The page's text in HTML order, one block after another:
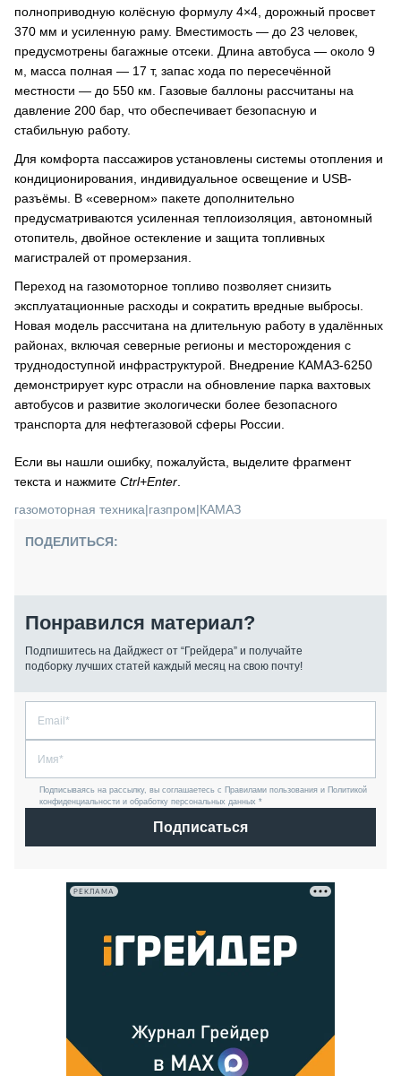
полноприводную колёсную формулу 4×4, дорожный просвет
370 мм и усиленную раму. Вместимость — до 23 человек,
предусмотрены багажные отсеки. Длина автобуса — около 9
м, масса полная — 17 т, запас хода по пересечённой
местности — до 550 км. Газовые баллоны рассчитаны на
давление 200 бар, что обеспечивает безопасную и
стабильную работу.
Для комфорта пассажиров установлены системы отопления и
кондиционирования, индивидуальное освещение и USB-
разъёмы. В «северном» пакете дополнительно
предусматриваются усиленная теплоизоляция, автономный
отопитель, двойное остекление и защита топливных
магистралей от промерзания.
Переход на газомоторное топливо позволяет снизить
эксплуатационные расходы и сократить вредные выбросы.
Новая модель рассчитана на длительную работу в удалённых
районах, включая северные регионы и месторождения с
труднодоступной инфраструктурой. Внедрение КАМАЗ-6250
демонстрирует курс отрасли на обновление парка вахтовых
автобусов и развитие экологически более безопасного
транспорта для нефтегазовой сферы России.
Если вы нашли ошибку, пожалуйста, выделите фрагмент
текста и нажмите Ctrl+Enter
газомоторная техника|газпром|КАМАЗ
ПОДЕЛИТЬСЯ:
Понравился материал?
Подпишитесь на Дайджест от “Грейдера” и получайте
подборку лучших статей каждый месяц на свою почту!
Подписываясь на рассылку, вы соглашаетесь с Правилами пользования и Политикой
конфиденциальности и обработку персональных данных *
Подписаться
РЕКЛАМА